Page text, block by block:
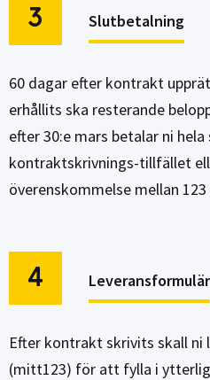
3 Slutbetalning
60 dagar efter kontrakt
erhållits ska resterande
efter 30:e mars betalar ni
kontraktskrivnings-tillfället
överenskommelse mellan 123
4 Leveransformulär
Efter kontrakt skrivits skall ni
(mitt123) för att fylla i